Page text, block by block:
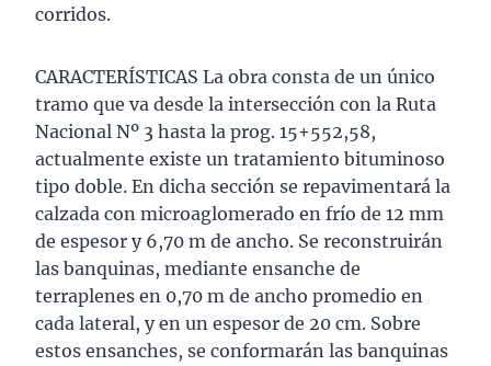
corridos.
CARACTERÍSTICAS La obra consta de un único
tramo que va desde la intersección con la Ruta
Nacional Nº 3 hasta la prog. 15+552,58,
actualmente existe un tratamiento bituminoso
tipo doble. En dicha sección se repavimentará la
calzada con microaglomerado en frío de 12 mm
de espesor y 6,70 m de ancho. Se reconstruirán
las banquinas, mediante ensanche de
terraplenes en 0,70 m de ancho promedio en
cada lateral, y en un espesor de 20 cm. Sobre
estos ensanches, se conformarán las banquinas